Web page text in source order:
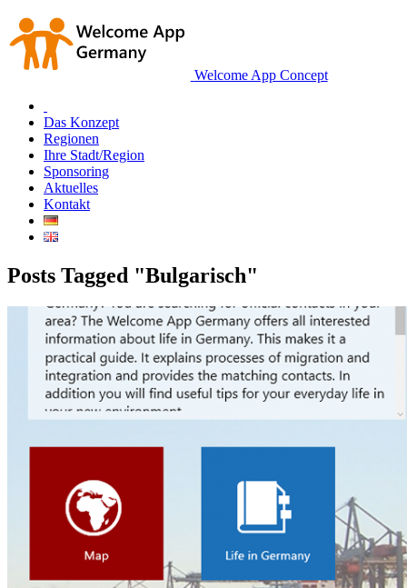
Welcome App Concept
Das Konzept
Regionen
Ihre Stadt/Region
Sponsoring
Aktuelles
Kontakt
Posts Tagged "Bulgarisch"